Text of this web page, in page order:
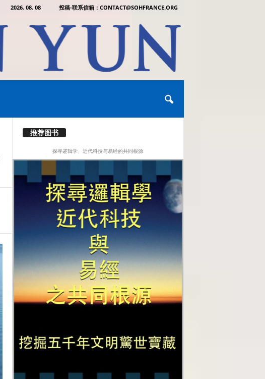
2026. 08. 08 投稿-联系信箱：CONTACT@SOHFRANCE.ORG
推荐图书
探寻逻辑学、近代科技与易经的共同根源